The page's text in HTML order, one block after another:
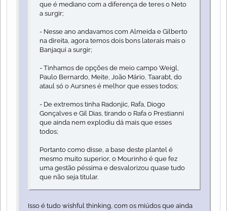
que é mediano com a diferença de teres o Neto
a surgir;
- Nesse ano andavamos com Almeida e Gilberto
na direita, agora temos dois bons laterais mais o
Banjaqui a surgir;
- Tinhamos de opções de meio campo Weigl,
Paulo Bernardo, Meite, João Mário, Taarabt, do
ataul só o Aursnes é melhor que esses todos;
- De extremos tinha Radonjic, Rafa, Diogo
Gonçalves e Gil Dias, tirando o Rafa o Prestianni
que ainda nem explodiu dá mais que esses
todos;
Portanto como disse, a base deste plantel é
mesmo muito superior, o Mourinho é que fez
uma gestão péssima e desvalorizou quase tudo
que não seja titular.
Isso é tudo wishful thinking, com os miúdos que ainda